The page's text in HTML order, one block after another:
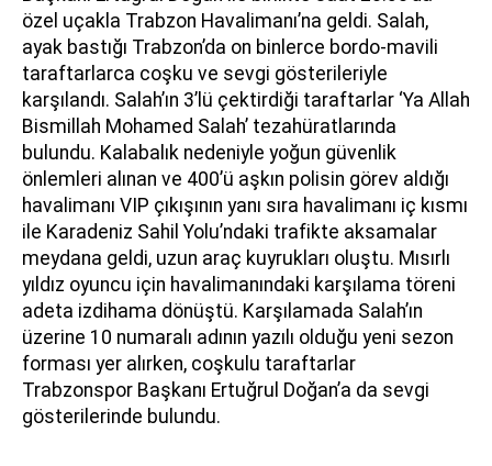
özel uçakla Trabzon Havalimanı’na geldi. Salah,
ayak bastığı Trabzon’da on binlerce bordo-mavili
taraftarlarca coşku ve sevgi gösterileriyle
karşılandı. Salah’ın 3’lü çektirdiği taraftarlar ‘Ya Allah
Bismillah Mohamed Salah’ tezahüratlarında
bulundu. Kalabalık nedeniyle yoğun güvenlik
önlemleri alınan ve 400’ü aşkın polisin görev aldığı
havalimanı VIP çıkışının yanı sıra havalimanı iç kısmı
ile Karadeniz Sahil Yolu’ndaki trafikte aksamalar
meydana geldi, uzun araç kuyrukları oluştu. Mısırlı
yıldız oyuncu için havalimanındaki karşılama töreni
adeta izdihama dönüştü. Karşılamada Salah’ın
üzerine 10 numaralı adının yazılı olduğu yeni sezon
forması yer alırken, coşkulu taraftarlar
Trabzonspor Başkanı Ertuğrul Doğan’a da sevgi
gösterilerinde bulundu.